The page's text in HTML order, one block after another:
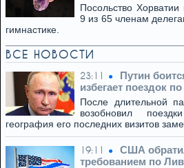
Посольство
9 из 65 членам
гимнастике.
ВСЕ НОВОСТИ
23:11
Путин
избегает поездок
После длительной
возобновил
география его последних визитов
19:11
США
требованием по